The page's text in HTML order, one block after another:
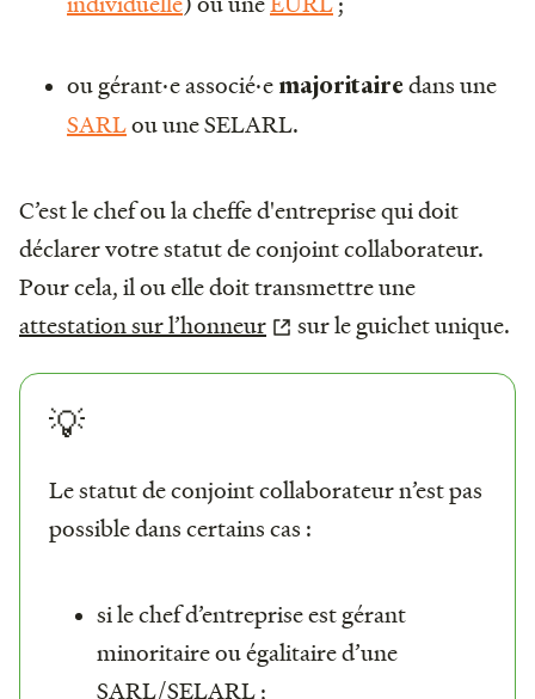
ou gérant·e associé·e majoritairedans une
SARLou une SELARL.
C’est le chef ou la cheffe d'entreprise qui doit
déclarer votre statut de conjoint collaborateur.
Pour cela, il ou elle doit transmettre une
attestation sur l’honneur
sur le guichet unique.
💡
Le statut de conjoint collaborateur n’est pas
possible dans certains cas :
si le chef d’entreprise est gérant
minoritaire ou égalitaire d’une
SARL/SELARL ;